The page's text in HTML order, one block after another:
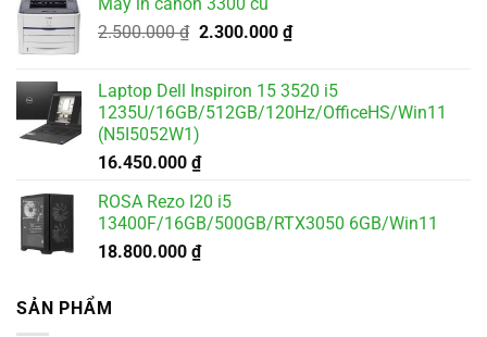
1.700.000 ₫.
1.500.000 ₫.
2.500.000₫ Giá
2.500.000 ₫.
2.300.000 ₫Giá
là:
2.300.000 ₫.
Laptop Dell Inspiron 15 3520 i5
1235U/16GB/512GB/120Hz/OfficeHS/Win11
(N5I5052W1)
16.450.000 ₫
ROSA Rezo I20 i5
13400F/16GB/500GB/RTX3050 6GB/Win11
18.800.000 ₫
SẢN PHẨM